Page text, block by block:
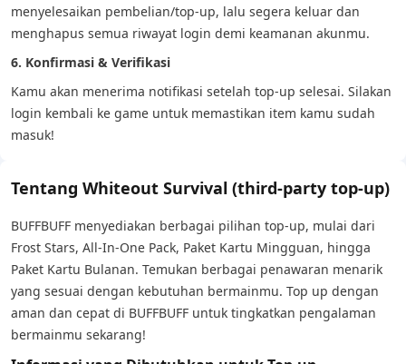
menyelesaikan pembelian/top-up, lalu segera keluar dan
menghapus semua riwayat login demi keamanan akunmu.
6. Konfirmasi & Verifikasi
Kamu akan menerima notifikasi setelah top-up selesai. Silakan
login kembali ke game untuk memastikan item kamu sudah
masuk!
Tentang Whiteout Survival (third-party top-up)
BUFFBUFF menyediakan berbagai pilihan top-up, mulai dari
Frost Stars, All-In-One Pack, Paket Kartu Mingguan, hingga
Paket Kartu Bulanan. Temukan berbagai penawaran menarik
yang sesuai dengan kebutuhan bermainmu. Top up dengan
aman dan cepat di BUFFBUFF untuk tingkatkan pengalaman
bermainmu sekarang!